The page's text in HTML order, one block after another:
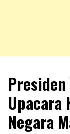
Upacara
Negara